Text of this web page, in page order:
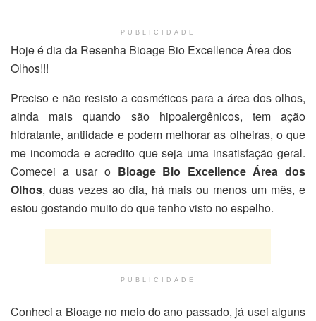
PUBLICIDADE
Hoje é dia da Resenha Bioage Bio Excellence Área dos
Olhos!!!
Preciso e não resisto a cosméticos para a área dos olhos,
ainda mais quando são hipoalergênicos, tem ação
hidratante, antiidade e podem melhorar as olheiras, o que
me incomoda e acredito que seja uma insatisfação geral.
Comecei a usar o Bioage Bio Excellence Área dos
Olhos, duas vezes ao dia, há mais ou menos um mês, e
estou gostando muito do que tenho visto no espelho.
PUBLICIDADE
Conheci a Bioage no meio do ano passado, já usei alguns